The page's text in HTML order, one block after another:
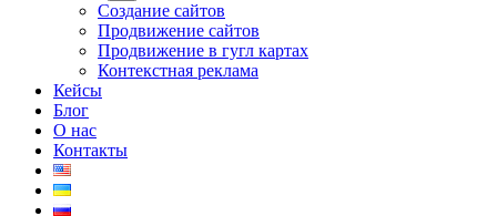
Создание сайтов
Продвижение сайтов
Продвижение в гугл картах
Контекстная реклама
Кейсы
Блог
О нас
Контакты